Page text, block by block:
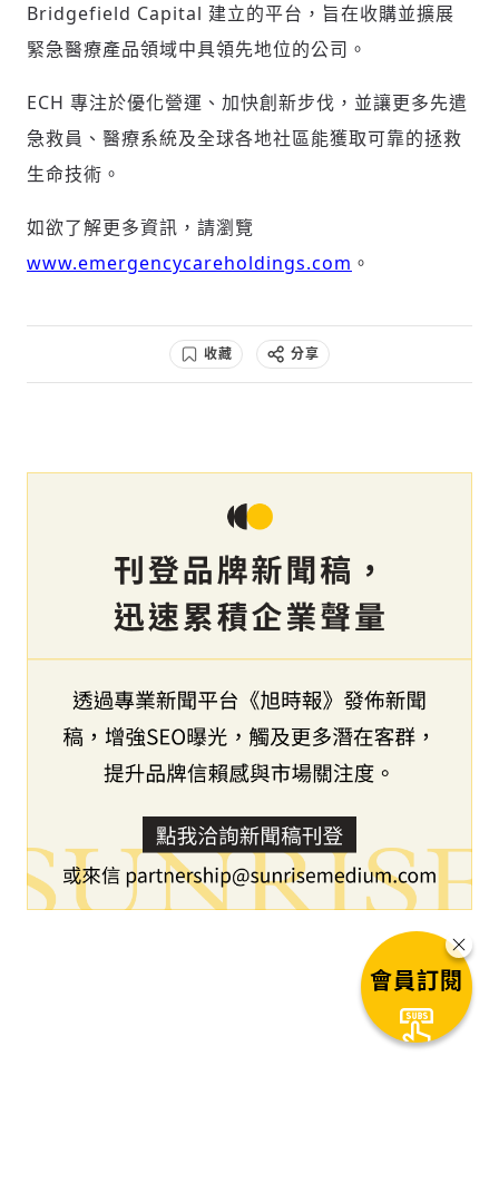
Bridgefield Capital 建立的平台，旨在收購並擴展
緊急醫療產品領域中具領先地位的公司。
ECH 專注於優化營運、加快創新步伐，並讓更多先遣
急救員、醫療系統及全球各地社區能獲取可靠的拯救
生命技術。
如欲了解更多資訊，請瀏覽
www.emergencycareholdings.com 。
收藏 分享
會員訂閱